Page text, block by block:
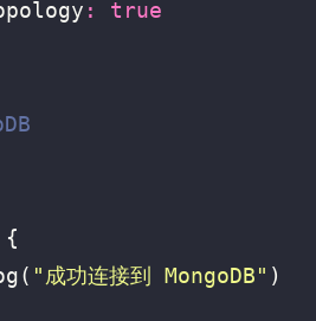
:
true
{
( "成功连接到 MongoDB" )